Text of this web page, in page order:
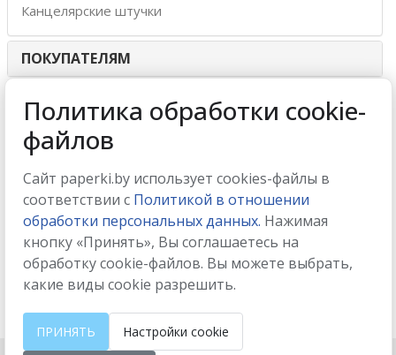
Канцелярские штучки
ПОКУПАТЕЛЯМ
ИНТЕРНЕТ-МАГАЗИН
МЫ В СОЦСЕТЯХ
Политика обработки cookie-
файлов
Сайт paperki.by использует cookies-файлы в
соответствии с Политикой в отношении
обработки персональных данных. Нажимая
кнопку «Принять», Вы соглашаетесь на
обработку cookie-файлов. Вы можете выбрать,
какие виды cookie разрешить.
ПРИНЯТЬ Настройки cookie